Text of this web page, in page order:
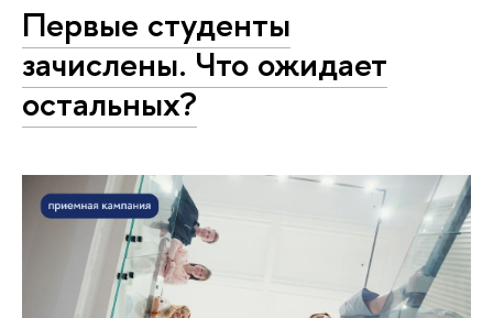
Первые студенты
зачислены. Что ожидает
остальных?